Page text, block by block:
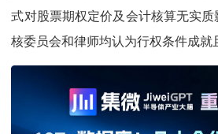
式对股票期权定价及会计核算无实
核委员会和律师均认为行权条件成就